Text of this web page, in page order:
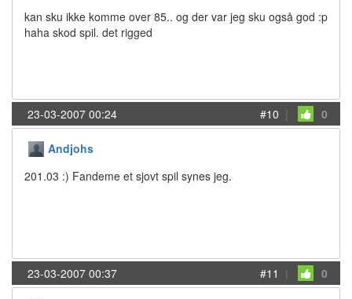
kan sku ikke komme over 85.. og der var jeg sku også god :p
haha skod spil. det rigged
23-03-2007 00:24 #10 | 0
Andjohs
201.03 :) Fandeme et sjovt spil synes jeg.
23-03-2007 00:37 #11 | 0